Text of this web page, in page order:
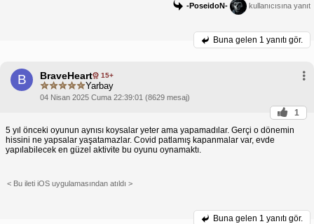
-PoseidoN- kullanıcısına yanıt
Buna gelen 1 yanıtı gör.
B BraveHeart 15+
Yarbay
04 Nisan 2025 Cuma 22:39:01 (8629 mesaj)
1
5 yıl önceki oyunun aynısı koysalar yeter ama yapamadılar. Gerçi o dönemin
hissini ne yapsalar yaşatamazlar. Covid patlamış kapanmalar var, evde
yapılabilecek en güzel aktivite bu oyunu oynamaktı.
< Bu ileti iOS uygulamasından atıldı >
Buna gelen 1 yanıtı gör.